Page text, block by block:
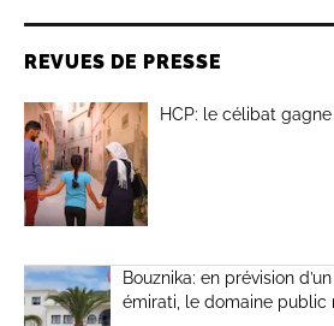
REVUES DE PRESSE
HCP: le célibat
Bouznika: en prévision
émirati, le domaine public